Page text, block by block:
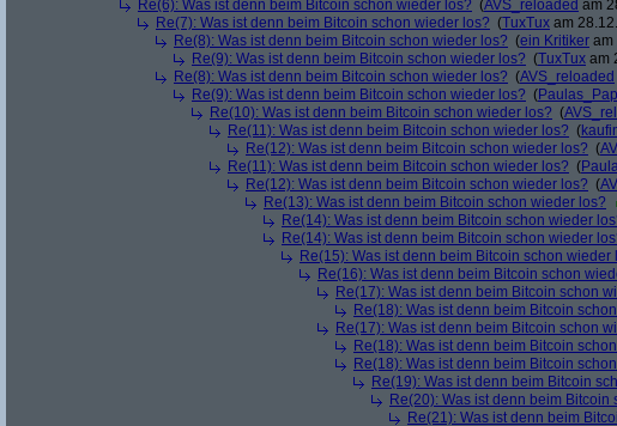
Re(6): Was ist denn beim Bitcoin schon wieder los? (AVS_reloaded am
Re(7): Was ist denn beim Bitcoin schon wieder los? (TuxTux am
Re(8): Was ist denn beim Bitcoin schon wieder los? (ein Kritiker am
Re(9): Was ist denn beim Bitcoin schon wieder los? (TuxTux am
Re(8): Was ist denn beim Bitcoin schon wieder los? (AVS_reloaded
Re(9): Was ist denn beim Bitcoin schon wieder los? (
Re(10): Was ist denn beim Bitcoin schon wieder los? (
Re(11): Was ist denn beim Bitcoin schon wieder los? (
Re(12): Was ist denn beim Bitcoin schon wieder los? (
Re(11): Was ist denn beim Bitcoin schon wieder los? (
Re(12): Was ist denn beim Bitcoin schon wieder los? (
Re(13): Was ist denn beim Bitcoin schon wieder los?
Re(14): Was ist denn beim Bitcoin schon wieder
Re(14): Was ist denn beim Bitcoin schon wieder
Re(15): Was ist denn beim Bitcoin schon wieder
Re(16): Was ist denn beim Bitcoin schon
Re(17): Was ist denn beim Bitcoin schon
Re(18): Was ist denn beim Bitcoin
Re(17): Was ist denn beim Bitcoin schon
Re(18): Was ist denn beim Bitcoin
Re(18): Was ist denn beim Bitcoin
Re(19): Was ist denn beim Bitcoin
Re(20): Was ist denn beim Bitcoin
Re(21): Was ist denn beim